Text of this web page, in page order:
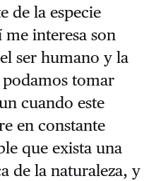
de la especie
interesa son
ser humano y la
podamos tomar
cuando este
en constante
que exista una
de la naturaleza, y